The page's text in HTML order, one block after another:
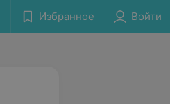
Избранное Войти